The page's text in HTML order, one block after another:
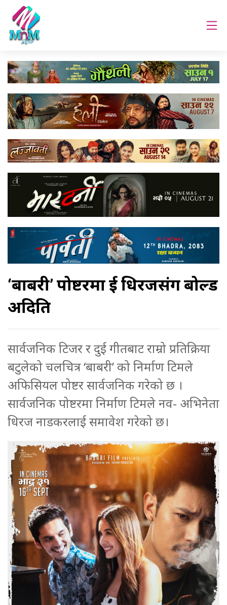
‘बाबरी’ पोष्टरमा दुई धिरजसंग बोल्ड
अदिति
सार्वजनिक टिजर र दुई गीतबाट राम्रो प्रतिक्रिया
बटुलेको चलचित्र ‘बाबरी’ को निर्माण टिमले
अफिसियल पोष्टर सार्वजनिक गरेको छ ।
सार्वजनिक पोष्टरमा निर्माण टिमले नव- अभिनेता
धिरज नाडकरलाई समावेश गरेको छ।